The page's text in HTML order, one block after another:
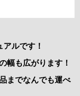
ルです！
幅も広がります！
までなんでも運べ